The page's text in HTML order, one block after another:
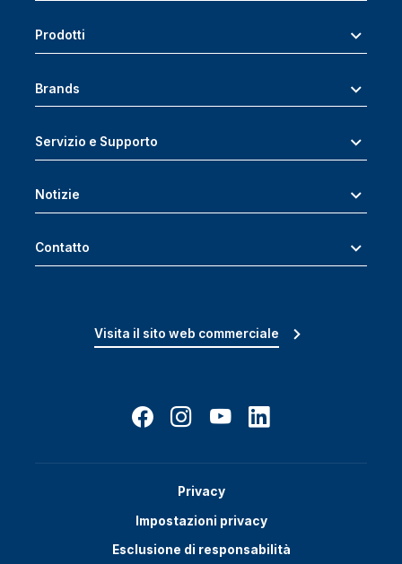
Prodotti
Brands
Servizio e Supporto
Notizie
Contatto
Visita il sito web commerciale
Privacy
Impostazioni privacy
Esclusione di responsabilità